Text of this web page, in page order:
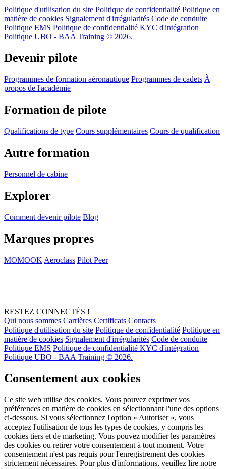
Politique d'utilisation du site Politique de confidentialité Politique en
matière de cookies Signalement d'irrégularités Code de conduite
Politique EMS Politique de confidentialité KYC d'intégration
Politique UBO - BAA Training © 2026.
Devenir pilote
Programmes de formation aéronautique Programmes de cadets À
propos de l'académie
Formation de pilote
Qualifications de type Cours supplémentaires Cours de qualification
Autre formation
Personnel de cabine
Explorer
Comment devenir pilote Blog
Marques propres
MOMOOK Aeroclass Pilot Peer
RESTEZ CONNECTÉS !
Qui nous sommes Carrières Certificats Contacts
Politique d'utilisation du site Politique de confidentialité Politique en
matière de cookies Signalement d'irrégularités Code de conduite
Politique EMS Politique de confidentialité KYC d'intégration
Politique UBO - BAA Training © 2026.
Consentement aux cookies
Ce site web utilise des cookies. Vous pouvez exprimer vos
préférences en matière de cookies en sélectionnant l'une des options
ci-dessous. Si vous sélectionnez l'option « Autoriser », vous
acceptez l'utilisation de tous les types de cookies, y compris les
cookies tiers et de marketing. Vous pouvez modifier les paramètres
des cookies ou retirer votre consentement à tout moment. Votre
consentement n'est pas requis pour l'enregistrement des cookies
strictement nécessaires. Pour plus d'informations, veuillez lire notre